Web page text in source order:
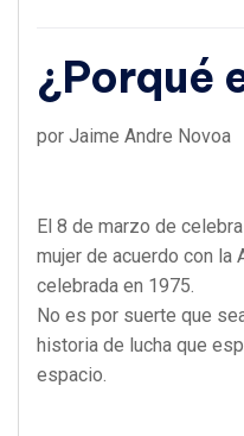
¿Porqué
por Jaime Andre Novoa
El 8 de marzo de
mujer de acuerdo con la
celebrada en 1975.
No es por suerte que
historia de lucha que
espacio.